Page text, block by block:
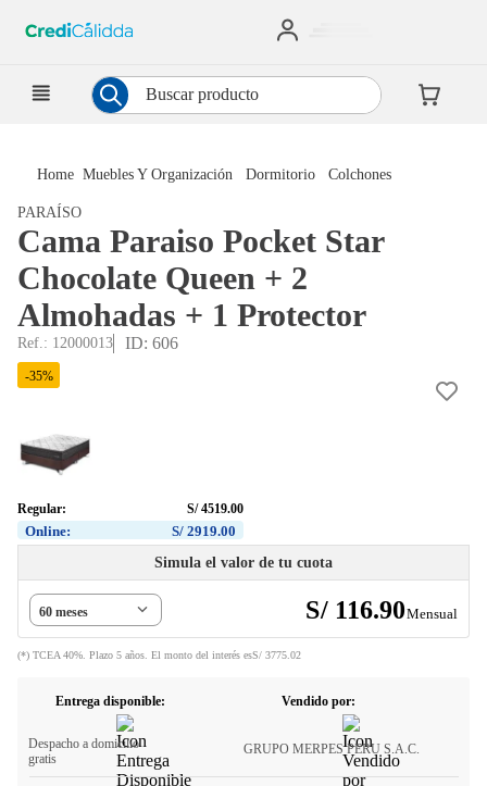
Buscar producto
Muebles Y Organización Dormitorio Colchones
PARAÍSO
Cama Paraiso Pocket Star
Chocolate Queen + 2
Almohadas + 1 Protector
Ref.: 12000013 ID: 606
-35%
Regular: S/ 4519.00
Online: S/ 2919.00
Simula el valor de tu cuota
60 meses S/ 116.90Mensual
(*) TCEA 40%. Plazo 5 años. El monto del interés esS/ 3775 02
Entrega disponible:
Despacho a domicilio
gratis
Vendido por:
GRUPO MERPES PERU S.A.C.